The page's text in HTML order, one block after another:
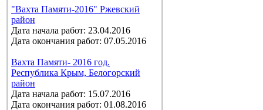
"Вахта Памяти-2016" Ржевский
район
Дата начала работ: 23.04.2016
Дата окончания работ: 07.05.2016
Вахта Памяти- 2016 год.
Республика Крым, Белогорский
район
Дата начала работ: 15.07.2016
Дата окончания работ: 01.08.2016